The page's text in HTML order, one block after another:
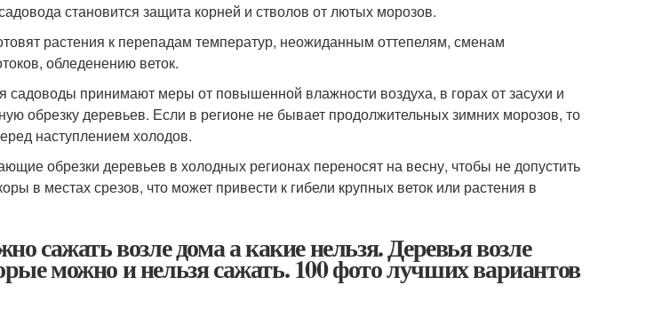
становится защита корней и стволов от лютых морозов.
растения к перепадам температур, неожиданным оттепелям, сменам
обледенению веток.
принимают меры от повышенной влажности воздуха, в горах от засухи и
обрезку деревьев. Если в регионе не бывает продолжительных зимних морозов, то
наступлением холодов.
обрезки деревьев в холодных регионах переносят на весну, чтобы не допустить
в местах срезов, что может привести к гибели крупных веток или растения в
сажать возле дома а какие нельзя. Деревья возле
можно и нельзя сажать. 100 фото лучших вариантов